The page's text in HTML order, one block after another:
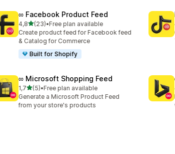
∞ Facebook Product Feed
4,8na 5 gwiazdek
(23)
Łączna liczba recenzji: 23
•Free plan available
Create product feed for Facebook feed
& Catalog for Commerce
Built for Shopify
∞ Microsoft Shopping Feed
1,7na 5 gwiazdek
(5)
Łączna liczba recenzji: 5
•Free plan available
Generate a Microsoft Product Feed
from your store's products